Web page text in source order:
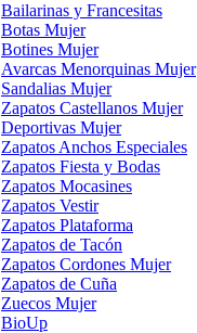
Bailarinas y Francesitas
Botas Mujer
Botines Mujer
Avarcas Menorquinas Mujer
Sandalias Mujer
Zapatos Castellanos Mujer
Deportivas Mujer
Zapatos Anchos Especiales
Zapatos Fiesta y Bodas
Zapatos Mocasines
Zapatos Vestir
Zapatos Plataforma
Zapatos de Tacón
Zapatos Cordones Mujer
Zapatos de Cuña
Zuecos Mujer
BioUp